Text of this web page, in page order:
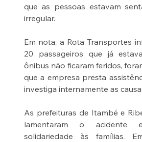
que as pessoas estavam
irregular.
Em nota, a Rota Transportes
20 passageiros que já
ônibus não ficaram feridos,
que a empresa presta
investiga internamente as
As prefeituras de Itambé e
lamentaram o acidente
solidariedade às famílias.